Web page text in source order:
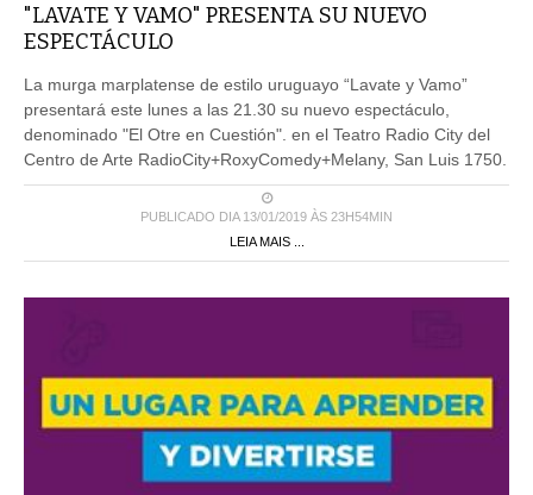
"LAVATE Y VAMO" PRESENTA SU NUEVO
ESPECTÁCULO
La murga marplatense de estilo uruguayo “Lavate y Vamo”
presentará este lunes a las 21.30 su nuevo espectáculo,
denominado "El Otre en Cuestión". en el Teatro Radio City del
Centro de Arte RadioCity+RoxyComedy+Melany, San Luis 1750.
PUBLICADO DIA 13/01/2019 ÀS 23H54MIN
LEIA MAIS ...